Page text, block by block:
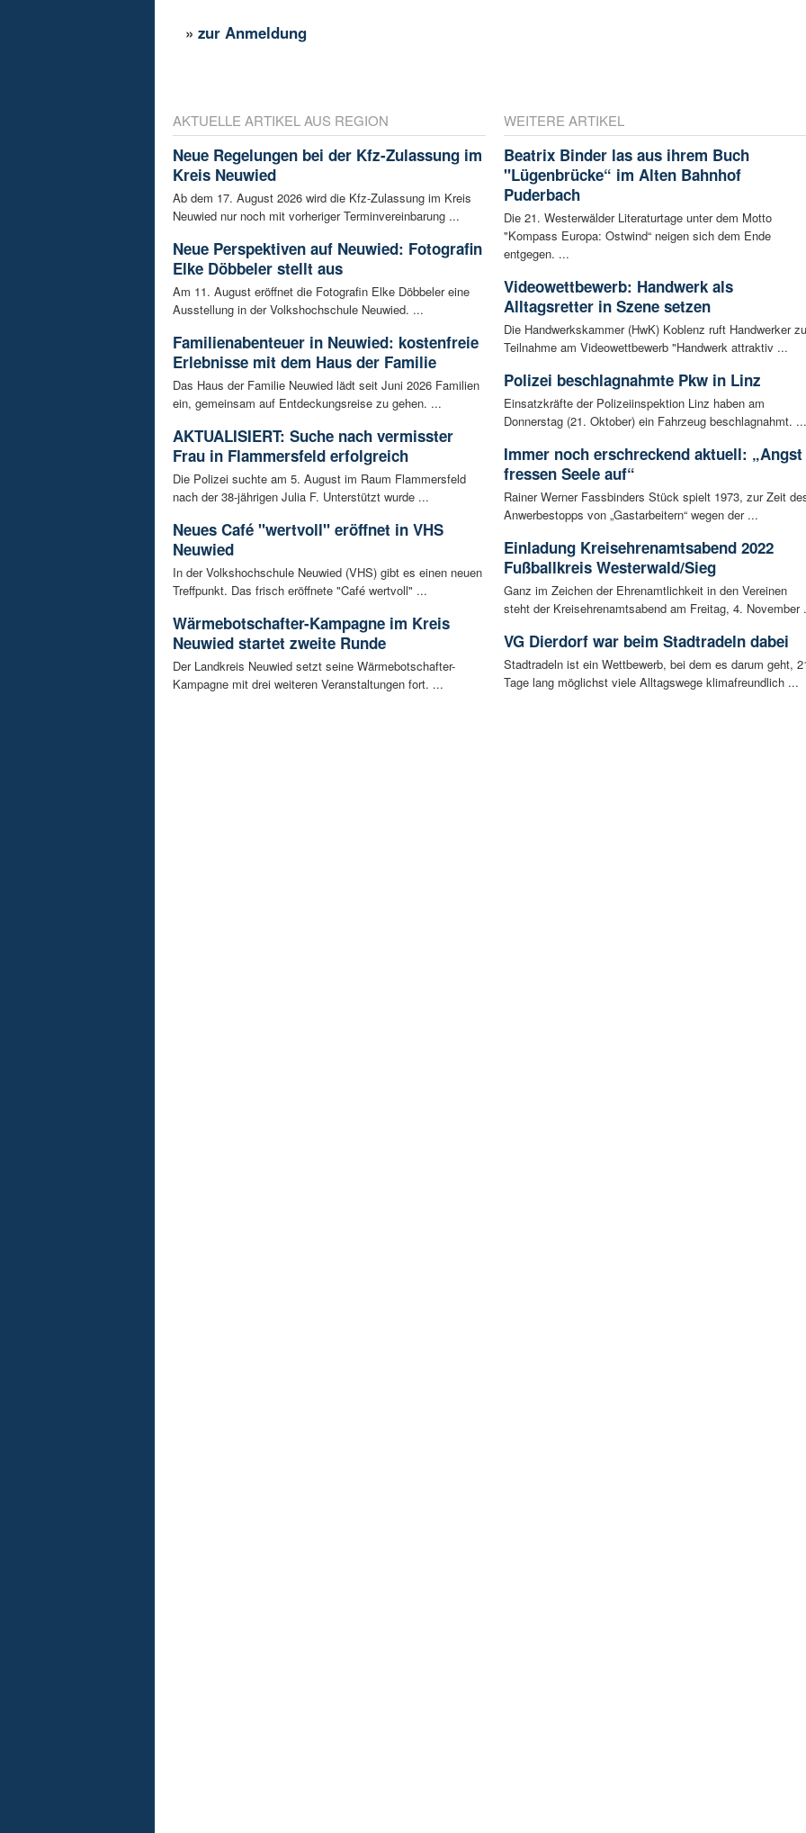
»zur Anmeldung
AKTUELLE ARTIKEL AUS REGION
Neue Regelungen bei der Kfz-Zulassung im
Kreis Neuwied
Ab dem 17. August 2026 wird die Kfz-Zulassung im Kreis
Neuwied nur noch mit vorheriger Terminvereinbarung ...
Neue Perspektiven auf Neuwied: Fotografin
Elke Döbbeler stellt aus
Am 11. August eröffnet die Fotografin Elke Döbbeler eine
Ausstellung in der Volkshochschule Neuwied. ...
Familienabenteuer in Neuwied: kostenfreie
Erlebnisse mit dem Haus der Familie
Das Haus der Familie Neuwied lädt seit Juni 2026 Familien
ein, gemeinsam auf Entdeckungsreise zu gehen. ...
AKTUALISIERT: Suche nach vermisster
Frau in Flammersfeld erfolgreich
Die Polizei suchte am 5. August im Raum Flammersfeld
nach der 38-jährigen Julia F. Unterstützt wurde ...
Neues Café "wertvoll" eröffnet in VHS
Neuwied
In der Volkshochschule Neuwied (VHS) gibt es einen neuen
Treffpunkt. Das frisch eröffnete "Café wertvoll" ...
Wärmebotschafter-Kampagne im Kreis
Neuwied startet zweite Runde
Der Landkreis Neuwied setzt seine Wärmebotschafter-
Kampagne mit drei weiteren Veranstaltungen fort. ...
WEITERE ARTIKEL
Beatrix Binder las aus ihrem Buch
"Lügenbrücke“ im Alten Bahnhof
Puderbach
Die 21. Westerwälder Literaturtage unter dem Motto
"Kompass Europa: Ostwind“ neigen sich dem Ende
entgegen. ...
Videowettbewerb: Handwerk als
Alltagsretter in Szene setzen
Die Handwerkskammer (HwK) Koblenz ruft Handwerker
Teilnahme am Videowettbewerb "Handwerk attraktiv ...
Polizei beschlagnahmte Pkw in Linz
Einsatzkräfte der Polizeiinspektion Linz haben am
Donnerstag (21. Oktober) ein Fahrzeug beschlagnahmt. ...
Immer noch erschreckend aktuell: „Angst
fressen Seele auf“
Rainer Werner Fassbinders Stück spielt 1973, zur Zeit
Anwerbestopps von „Gastarbeitern“ wegen der ...
Einladung Kreisehrenamtsabend 2022
Fußballkreis Westerwald/Sieg
Ganz im Zeichen der Ehrenamtlichkeit in den Vereinen
steht der Kreisehrenamtsabend am Freitag, 4. November
VG Dierdorf war beim Stadtradeln dabei
Stadtradeln ist ein Wettbewerb, bei dem es darum geht,
Tage lang möglichst viele Alltagswege klimafreundlich ...